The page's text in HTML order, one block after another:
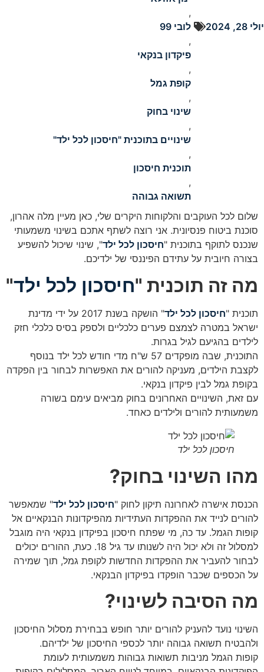
יולי 28, 2024
,
לובי 99
,
פיקדון בנקאי
,
קופת גמל
,
שינוי בחוק
,
שינויים בתוכנית "חיסכון לכל ילד"
,
תוכנית חיסכון
,
תשואה גבוהה
שלום לכל העוקבים והלקוחות היקרים שלי, כאן מעיין מלה אהרון,
סוכנת ביטוח פנסיונית. אני רוצה לשתף אתכם בשינוי משמעותי
שנכנס לתוקף בתוכנית "חיסכון לכל ילד", שינוי שיכול להשפיע
בצורה חיובית על עתידם הפיננסי של ילדיכם.
מה זה תוכנית "חיסכון לכל ילד"
תוכנית "חיסכון לכל ילד
" הושקה בשנת 2017 על ידי מדינת
ישראל במטרה לצמצם פערים כלכליים ולספק בסיס כלכלי חזק
לילדים בהגיעם לגיל בגרות.
התוכנית, שבה מופקדים 57 ש"ח מדי חודש לכל ילד בנוסף
לקצבת הילדים, מעניקה להורים את האפשרות לבחור בין הפקדה
בקופת גמל לבין פיקדון בנקאי.
עם זאת, השינויים האחרונים בחוק מביאים עימם בשורה
משמעותית להורים ולילדים כאחד.
חיסכון לכל ילד
מהו השינוי בחוק?
הכנסת אישרה לאחרונה תיקון לחוק "חיסכון לכל ילד" שמאפשר
להורים לנייד את ההפקדות העתידיות מהפיקדונות הבנקאיים אל
קופות הגמל. עד כה, מי שפתח חיסכון בפיקדון בנקאי היה מוגבל
למסלול זה ולא יכול היה לשנותו עד גיל 18. כעת, ההורים יכולים
לבחור להעביר את ההפקדות החדשות לקופת גמל, תוך שמירה
על הכספים שכבר הופקדו בפיקדון הבנקאי.
מה הסיבה לשינוי?
השינוי נועד להעניק להורים יותר חופש בבחירת מסלול החיסכון
ולהבטיח תשואה גבוהה יותר לכספי החיסכון של ילדיהם.
קופות הגמל מניבות תשואות גבוהות משמעותית לעומת